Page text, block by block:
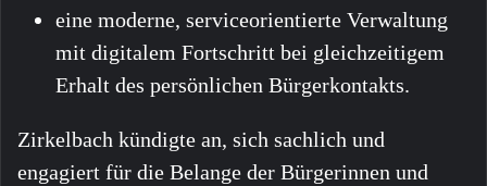
eine moderne, serviceorientierte Verwaltung
mit digitalem Fortschritt bei gleichzeitigem
Erhalt des persönlichen Bürgerkontakts.
Zirkelbach kündigte an, sich sachlich und
engagiert für die Belange der Bürgerinnen und